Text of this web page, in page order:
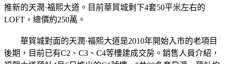
推新的天潤·福熙大道。目前華貿城剩下4套50平米左右的
LOFT，總價約250萬。
華貿城對面的天潤·福熙大道是2010年開始入市的老項目
後期，目前已有C2、C3、C4等樓建成交房。銷售人員介紹，